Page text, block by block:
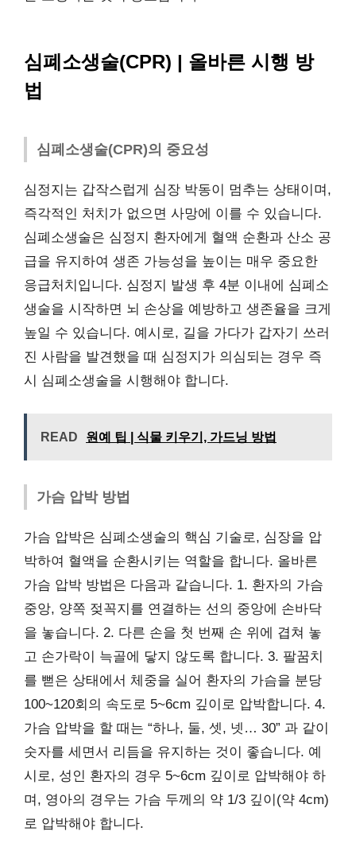
심폐소생술(CPR) | 올바른 시행 방
법
심폐소생술(CPR)의 중요성
심정지는 갑작스럽게 심장 박동이 멈추는 상태이며,
즉각적인 처치가 없으면 사망에 이를 수 있습니다.
심폐소생술은 심정지 환자에게 혈액 순환과 산소 공
급을 유지하여 생존 가능성을 높이는 매우 중요한
응급처치입니다. 심정지 발생 후 4분 이내에 심폐소
생술을 시작하면 뇌 손상을 예방하고 생존율을 크게
높일 수 있습니다. 예시로, 길을 가다가 갑자기 쓰러
진 사람을 발견했을 때 심정지가 의심되는 경우 즉
시 심폐소생술을 시행해야 합니다.
READ 원예 팁 | 식물 키우기, 가드닝 방법
가슴 압박 방법
가슴 압박은 심폐소생술의 핵심 기술로, 심장을 압
박하여 혈액을 순환시키는 역할을 합니다. 올바른
가슴 압박 방법은 다음과 같습니다. 1. 환자의 가슴
중앙, 양쪽 젖꼭지를 연결하는 선의 중앙에 손바닥
을 놓습니다. 2. 다른 손을 첫 번째 손 위에 겹쳐 놓
고 손가락이 늑골에 닿지 않도록 합니다. 3. 팔꿈치
를 뻗은 상태에서 체중을 실어 환자의 가슴을 분당
100~120회의 속도로 5~6cm 깊이로 압박합니다. 4.
가슴 압박을 할 때는 “하나, 둘, 셋, 넷… 30” 과 같이
숫자를 세면서 리듬을 유지하는 것이 좋습니다. 예
시로, 성인 환자의 경우 5~6cm 깊이로 압박해야 하
며, 영아의 경우는 가슴 두께의 약 1/3 깊이(약 4cm)
로 압박해야 합니다.